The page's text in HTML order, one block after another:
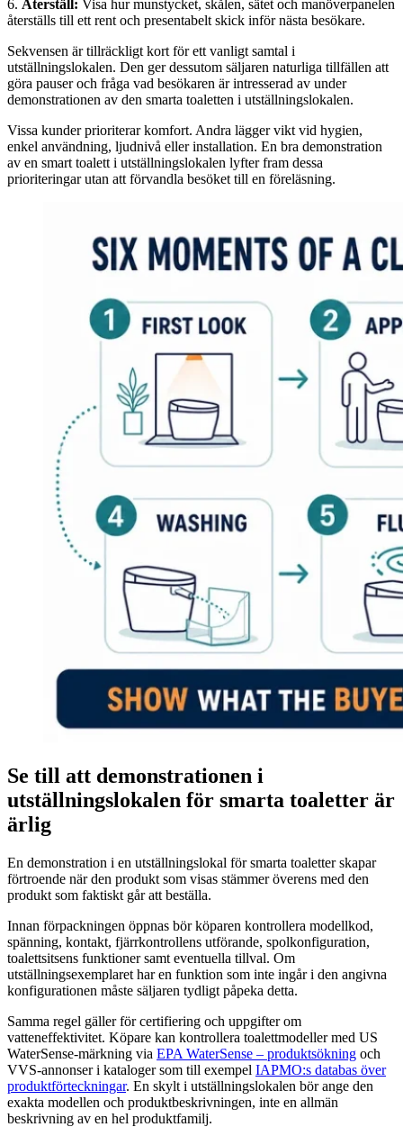
6. Återställ: Visa hur munstycket, skålen, sätet och manöverpanelen
återställs till ett rent och presentabelt skick inför nästa besökare.
Sekvensen är tillräckligt kort för ett vanligt samtal i
utställningslokalen. Den ger dessutom säljaren naturliga tillfällen att
göra pauser och fråga vad besökaren är intresserad av under
demonstrationen av den smarta toaletten i utställningslokalen.
Vissa kunder prioriterar komfort. Andra lägger vikt vid hygien,
enkel användning, ljudnivå eller installation. En bra demonstration
av en smart toalett i utställningslokalen lyfter fram dessa
prioriteringar utan att förvandla besöket till en föreläsning.
Se till att demonstrationen i
utställningslokalen för smarta toaletter är
ärlig
En demonstration i en utställningslokal för smarta toaletter skapar
förtroende när den produkt som visas stämmer överens med den
produkt som faktiskt går att beställa.
Innan förpackningen öppnas bör köparen kontrollera modellkod,
spänning, kontakt, fjärrkontrollens utförande, spolkonfiguration,
toalettsitsens funktioner samt eventuella tillval. Om
utställningsexemplaret har en funktion som inte ingår i den angivna
konfigurationen måste säljaren tydligt påpeka detta.
Samma regel gäller för certifiering och uppgifter om
vatteneffektivitet. Köpare kan kontrollera toalettmodeller med US
WaterSense-märkning via EPA WaterSense – produktsökning och
VVS-annonser i kataloger som till exempel IAPMO:s databas över
produktförteckningar. En skylt i utställningslokalen bör ange den
exakta modellen och produktbeskrivningen, inte en allmän
beskrivning av en hel produktfamilj.